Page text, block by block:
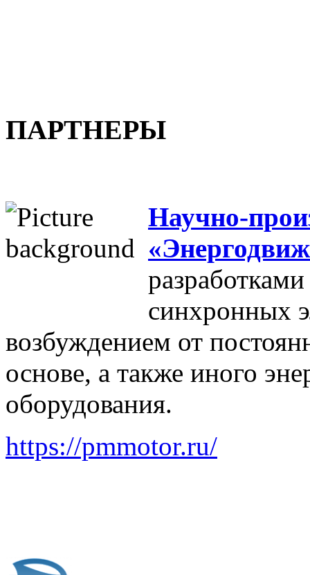
ПАРТНЕРЫ
Научно-
синхронных
возбуждением от
основе, а также иного
оборудования.
https://pmmotor.ru/